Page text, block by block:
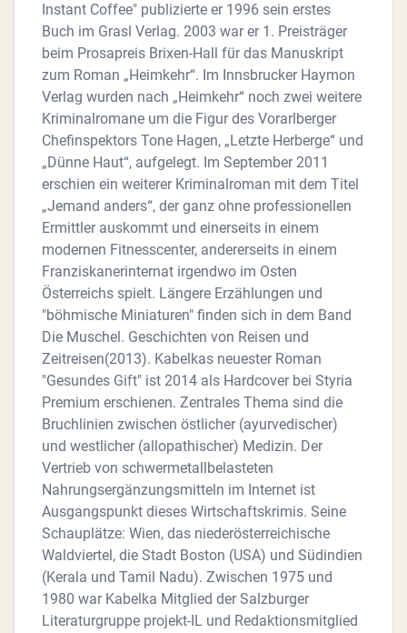
Instant Coffee" publizierte er 1996 sein erstes
Buch im Grasl Verlag. 2003 war er 1. Preisträger
beim Prosapreis Brixen-Hall für das Manuskript
zum Roman „Heimkehr“. Im Innsbrucker Haymon
Verlag wurden nach „Heimkehr“ noch zwei weitere
Kriminalromane um die Figur des Vorarlberger
Chefinspektors Tone Hagen, „Letzte Herberge“ und
„Dünne Haut“, aufgelegt. Im September 2011
erschien ein weiterer Kriminalroman mit dem Titel
„Jemand anders“, der ganz ohne professionellen
Ermittler auskommt und einerseits in einem
modernen Fitnesscenter, andererseits in einem
Franziskanerinternat irgendwo im Osten
Österreichs spielt. Längere Erzählungen und
"böhmische Miniaturen" finden sich in dem Band
Die Muschel. Geschichten von Reisen und
Zeitreisen(2013). Kabelkas neuester Roman
"Gesundes Gift" ist 2014 als Hardcover bei Styria
Premium erschienen. Zentrales Thema sind die
Bruchlinien zwischen östlicher (ayurvedischer)
und westlicher (allopathischer) Medizin. Der
Vertrieb von schwermetallbelasteten
Nahrungsergänzungsmitteln im Internet ist
Ausgangspunkt dieses Wirtschaftskrimis. Seine
Schauplätze: Wien, das niederösterreichische
Waldviertel, die Stadt Boston (USA) und Südindien
(Kerala und Tamil Nadu). Zwischen 1975 und
1980 war Kabelka Mitglied der Salzburger
Literaturgruppe projekt-IL und Redaktionsmitglied